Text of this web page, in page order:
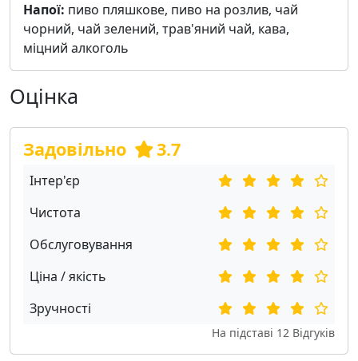
Напої: пиво пляшкове, пиво на розлив, чай
чорний, чай зелений, трав'яний чай, кава,
міцний алкоголь
Оцінка
Задовільно 3.7
Інтер'єр
Чистота
Обслуговування
Ціна / якість
Зручності
На підставі 12 Відгуків